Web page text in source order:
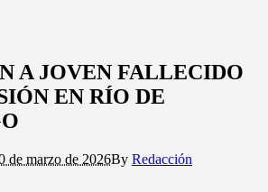
A JOVEN FALLECIDO
EN RÍO DE
de marzo de 2026By Redacción